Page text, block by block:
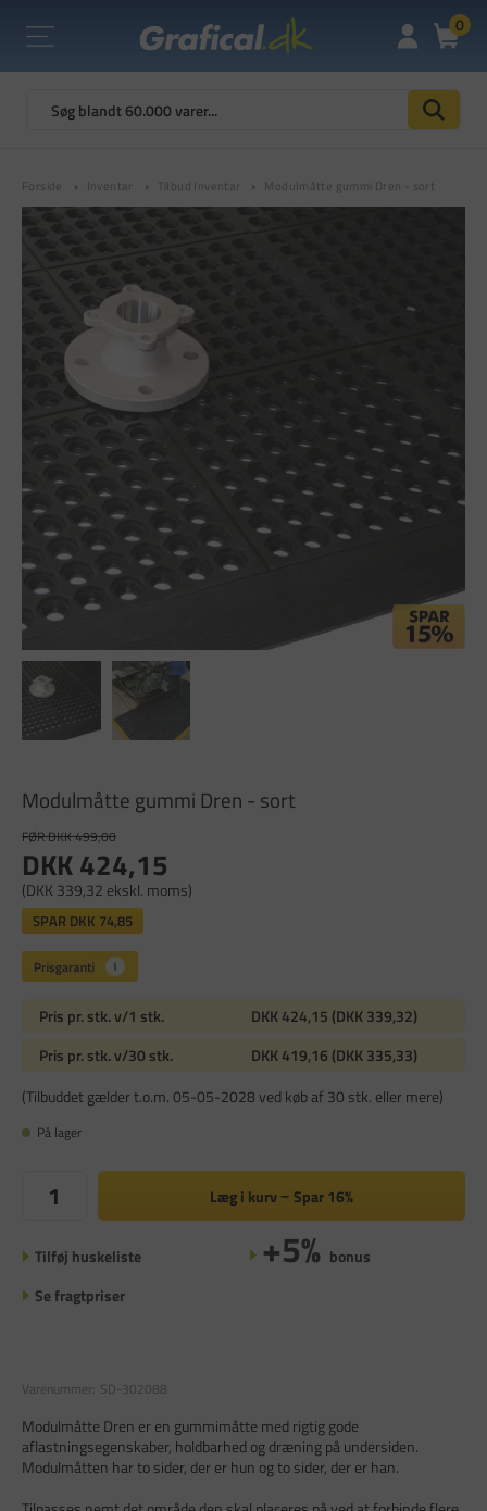
0
Forside Inventar Tilbud Inventar Modulmåtte gummi Dren - sort
Modulmåtte gummi Dren - sort
FØR DKK 499,00
DKK 424,15
(DKK 339,32 ekskl. moms)
SPAR DKK 74,85
Pris pr. stk. v/1 stk.
DKK 424,15 (DKK 339,32)
Pris pr. stk. v/30 stk.
DKK 419,16 (DKK 335,33)
(Tilbuddet gælder t.o.m. 05-05-2028 ved køb af 30 stk. eller mere)
På lager
Læg i kurv Spar 16%
Tilføj huskeliste +5% bonus
Se fragtpriser
Varenummer: SD-302088
Modulmåtte Dren er en gummimåtte med rigtig gode
aflastningsegenskaber, holdbarhed og dræning på undersiden.
Modulmåtten har to sider, der er hun og to sider, der er han.